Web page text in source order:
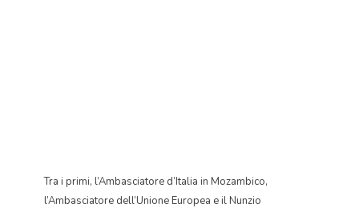
Tra i primi, l’Ambasciatore d’Italia in Mozambico,
l’Ambasciatore dell’Unione Europea e il Nunzio